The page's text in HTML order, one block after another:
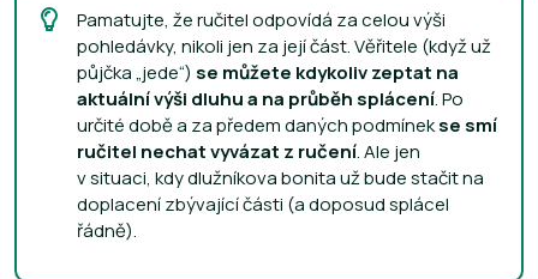
Pamatujte, že ručitel odpovídá za celou výši
pohledávky, nikoli jen za její část. Věřitele (když už
půjčka „jede“) se můžete kdykoliv zeptat na
aktuální výši dluhu a na průběh splácení. Po
určité době a za předem daných podmínekse smí
ručitel nechat vyvázat z ručení. Ale jen
v situaci, kdy dlužníkova bonita už bude stačit na
doplacení zbývající části (a doposud splácel
řádně).